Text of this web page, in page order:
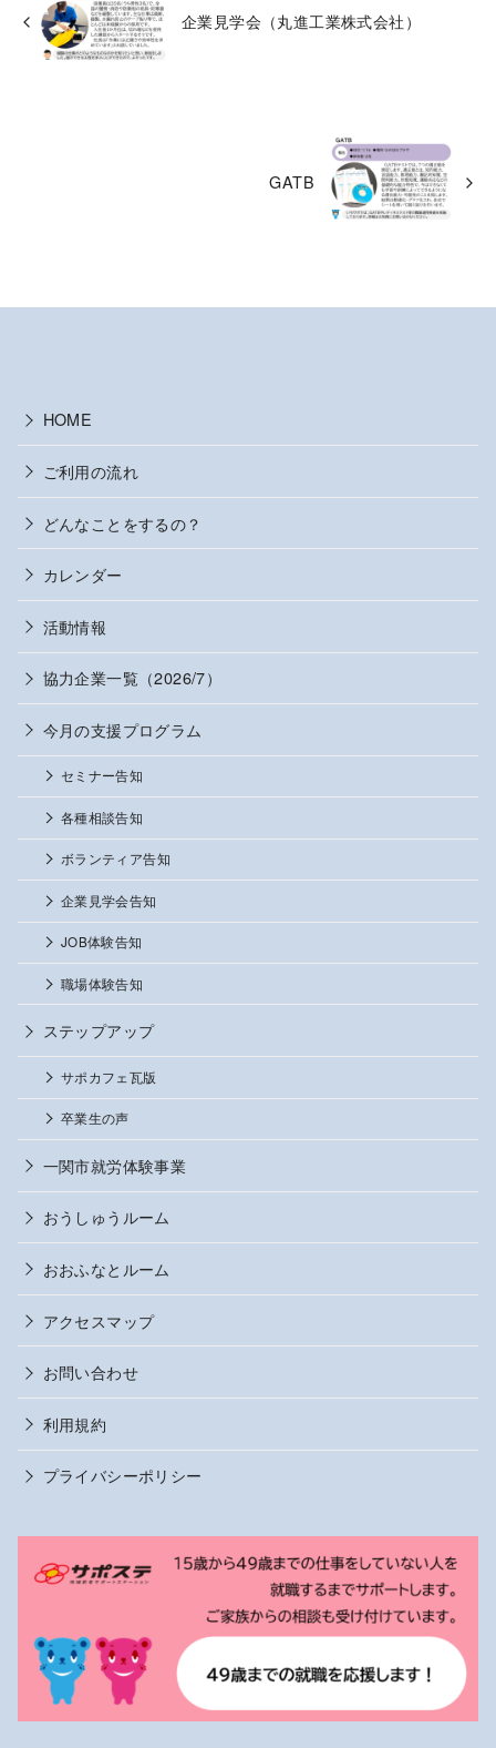
企業見学会（丸進工業株式会社）
GATB
HOME
ご利用の流れ
どんなことをするの？
カレンダー
活動情報
協力企業一覧（2026/7）
今月の支援プログラム
セミナー告知
各種相談告知
ボランティア告知
企業見学会告知
JOB体験告知
職場体験告知
ステップアップ
サポカフェ瓦版
卒業生の声
一関市就労体験事業
おうしゅうルーム
おおふなとルーム
アクセスマップ
お問い合わせ
利用規約
プライバシーポリシー